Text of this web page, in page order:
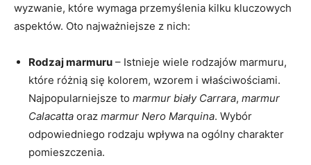
wyzwanie, które wymaga przemyślenia kilku kluczowych
aspektów. Oto najważniejsze z nich:
Rodzaj marmuru – Istnieje wiele rodzajów marmuru,
które różnią się kolorem, wzorem i właściwościami.
Najpopularniejsze to marmur biały Carrara, marmur
Calacatta oraz marmur Nero Marquina. Wybór
odpowiedniego rodzaju wpływa na ogólny charakter
pomieszczenia.